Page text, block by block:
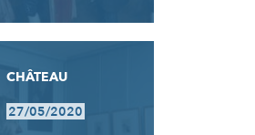
CHÂTEAU
27/05/2020